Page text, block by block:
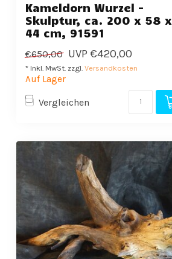
Kameldorn Wurzel -
Skulptur, ca. 200 x 58 x
44 cm, 91591
€650,00 UVP €420,00
* Inkl. MwSt. zzgl. Versandkosten
Auf Lager
Vergleichen